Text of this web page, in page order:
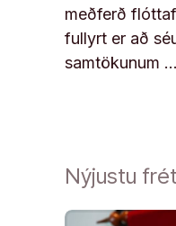
meðferð
fullyrt er að
samtökunum …
Nýjustu